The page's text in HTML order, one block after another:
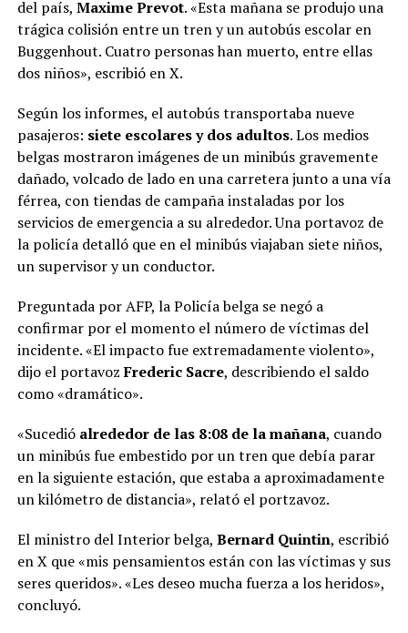
del país, Maxime Prevot. «Esta mañana se produjo una
trágica colisión entre un tren y un autobús escolar en
Buggenhout. Cuatro personas han muerto, entre ellas
dos niños», escribió en X.
Según los informes, el autobús transportaba nueve
pasajeros: siete escolares y dos adultos. Los medios
belgas mostraron imágenes de un minibús gravemente
dañado, volcado de lado en una carretera junto a una vía
férrea, con tiendas de campaña instaladas por los
servicios de emergencia a su alrededor. Una portavoz de
la policía detalló que en el minibús viajaban siete niños,
un supervisor y un conductor.
Preguntada por AFP, la Policía belga se negó a
confirmar por el momento el número de víctimas del
incidente. «El impacto fue extremadamente violento»,
dijo el portavozFrederic Sacre, describiendo el saldo
como «dramático».
«Sucedió alrededor de las 8:08 de la mañana, cuando
un minibús fue embestido por un tren que debía parar
en la siguiente estación, que estaba a aproximadamente
un kilómetro de distancia», relató el portzavoz.
El ministro del Interior belga, Bernard Quintin, escribió
en X que «mis pensamientos están con las víctimas y sus
seres queridos». «Les deseo mucha fuerza a los heridos»,
concluyó.